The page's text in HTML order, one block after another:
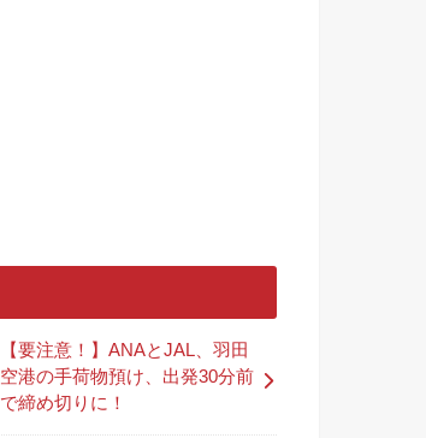
【要注意！】ANAとJAL、羽田
空港の手荷物預け、出発30分前
で締め切りに！